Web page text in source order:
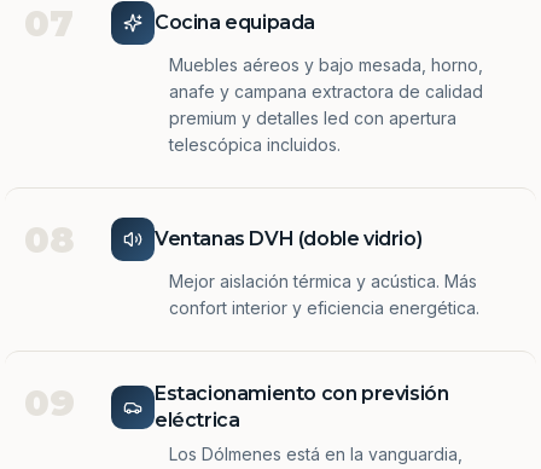
07 Cocina equipada
Muebles aéreos y bajo mesada, horno,
anafe y campana extractora de calidad
premium y detalles led con apertura
telescópica incluidos.
08 Ventanas DVH (doble vidrio)
Mejor aislación térmica y acústica. Más
confort interior y eficiencia energética.
09
Estacionamiento con previsión
eléctrica
Los Dólmenes está en la vanguardia,